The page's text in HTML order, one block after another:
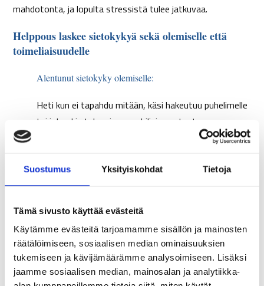
Suostumus Yksityiskohdat Tietoja
Tämä sivusto käyttää evästeitä
Käytämme evästeitä tarjoamamme sisällön ja mainosten
räätälöimiseen, sosiaalisen median ominaisuuksien
tukemiseen ja kävijämäärämme analysoimiseen. Lisäksi
jaamme sosiaalisen median, mainosalan ja analytiikka-
mahdotonta, ja lopulta stressistä tulee jatkuvaa.
Helppous laskee sietokykyä sekä olemiselle että
toimeliaisuudelle
Alentunut sietokyky olemiselle:
Heti kun ei tapahdu mitään, käsi hakeutuu puhelimelle
tai johonkin tekemiseen – hiljaisuus tuntuu
Alentunut sietokyky toimeliaisuudelle:
toimeliaisuutta ja rytmiä arjessa. Liikkeelle lähteminen
vaikeutuu, ja tilalle voi tulla saamattomuus, väsymys
tai tunne, ettei pysty aloittamaan, vaikka haluaisi –
tai tietää sen olevan tarpeellista.